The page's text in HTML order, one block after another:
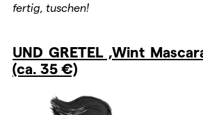
fertig, tuschen!
UND GRETEL ‚Wint
(ca. 35 €)